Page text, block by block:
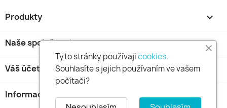
Produkty 
Naše společnost 
Váš účet
Informace o obchodu
Tyto stránky používajicookies.
Souhlasíte s jejich používaním ve vašem
počítači?